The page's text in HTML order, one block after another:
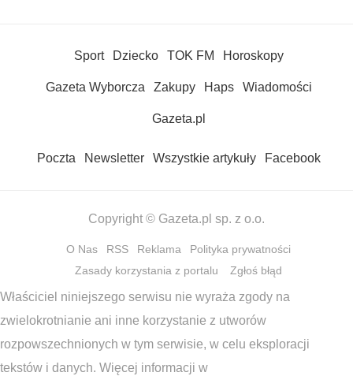
Sport Dziecko TOK FM Horoskopy
Gazeta Wyborcza Zakupy Haps Wiadomości
Gazeta.pl
Poczta Newsletter Wszystkie artykuły Facebook
Copyright © Gazeta.pl sp. z o.o.
O Nas RSS Reklama
Polityka prywatności
Zasady korzystania z portalu
Zgłoś błąd
Właściciel niniejszego serwisu nie wyraża zgody na
zwielokrotnianie ani inne korzystanie z utworów
rozpowszechnionych w tym serwisie, w celu eksploracji
tekstów i danych. Więcej informacji w